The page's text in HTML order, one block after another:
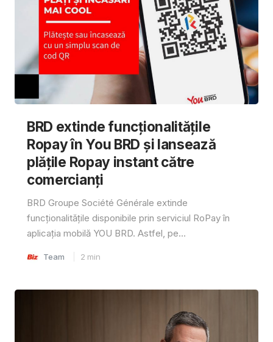
BRD extinde funcționalitățile
Ropay în You BRD și lansează
plățile Ropay instant către
comercianți
BRD Groupe Société Générale extinde
funcționalitățile disponibile prin serviciul RoPay în
aplicația mobilă YOU BRD. Astfel, pe...
Team 2 min